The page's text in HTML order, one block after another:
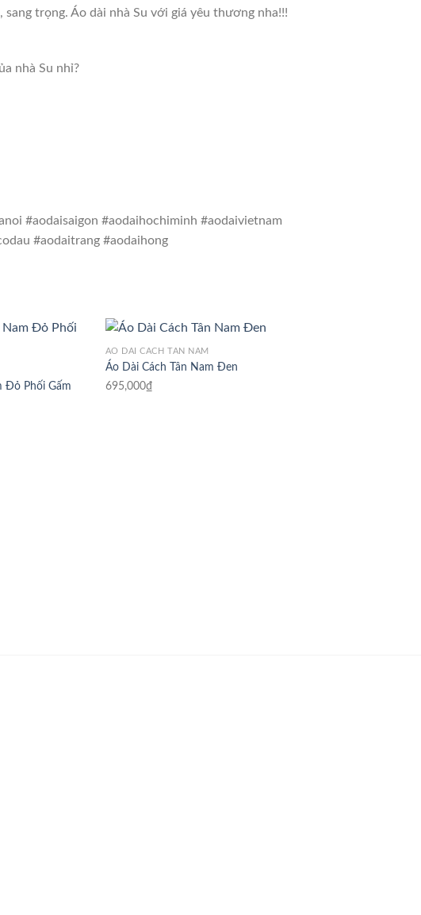
trọng. Áo dài nhà Su với giá yêu thương nha!!!
nhà Su nhỉ?
#aodaisaigon #aodaihochiminh #aodaivietnam
#aodaitrang #aodaihong
Đỏ Phối Gấm
ÁO DÀI CÁCH TÂN NAM
Áo Dài Cách Tân Nam Đen
695,000₫